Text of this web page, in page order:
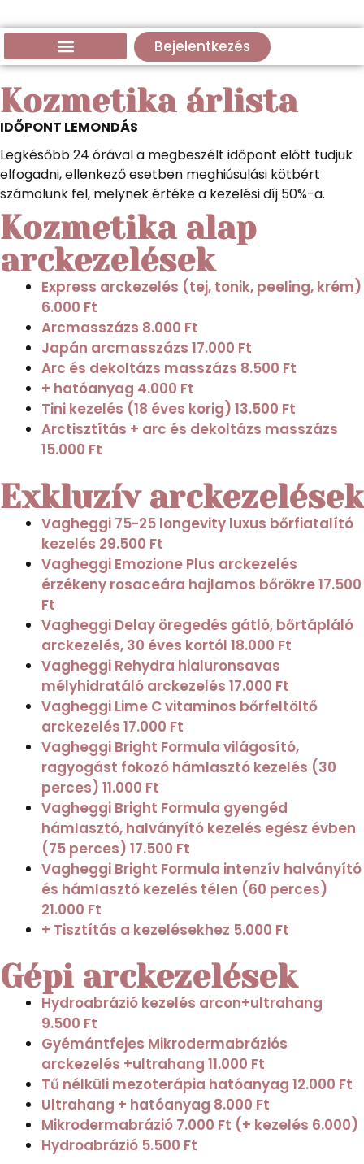
Bejelentkezés
Kozmetika árlista
IDŐPONT LEMONDÁS
Legkésőbb 24 órával a megbeszélt időpont előtt tudjuk
elfogadni, ellenkező esetben meghiúsulási kötbért
számolunk fel, melynek értéke a kezelési díj 50%-a.
Kozmetika alap
arckezelések
Express arckezelés (tej, tonik, peeling, krém)
6.000 Ft
Arcmasszázs 8.000 Ft
Japán arcmasszázs 17.000 Ft
Arc és dekoltázs masszázs 8.500 Ft
+ hatóanyag 4.000 Ft
Tini kezelés (18 éves korig) 13.500 Ft
Arctisztítás + arc és dekoltázs masszázs
15.000 Ft
Exkluzív arckezelések
Vagheggi 75-25 longevity luxus bőrfiatalító
kezelés 29.500 Ft
Vagheggi Emozione Plus arckezelés
érzékeny rosaceára hajlamos bőrökre17.500
Ft
Vagheggi Delay öregedés gátló, bőrtápláló
arckezelés, 30 éves kortól 18.000 Ft
Vagheggi Rehydra hialuronsavas
mélyhidratáló arckezelés 17.000 Ft
Vagheggi Lime C vitaminos bőrfeltöltő
arckezelés 17.000 Ft
Vagheggi Bright Formula világosító,
ragyogást fokozó hámlasztó kezelés (30
perces) 11.000 Ft
Vagheggi Bright Formula gyengéd
hámlasztó, halványító kezelés egész évben
(75 perces) 17.500 Ft
Vagheggi Bright Formula intenzív halványító
és hámlasztó kezelés télen (60 perces)
21.000 Ft
+ Tisztítás a kezelésekhez 5.000 Ft
Gépi arckezelések
Hydroabrázió kezelés arcon+ultrahang
9.500 Ft
Gyémántfejes Mikrodermabráziós
arckezelés +ultrahang 11.000 Ft
Tű nélküli mezoterápia hatóanyag 12.000 Ft
Ultrahang + hatóanyag 8.000 Ft
Mikrodermabrázió 7.000 Ft (+ kezelés 6.000)
Hydroabrázió 5.500 Ft